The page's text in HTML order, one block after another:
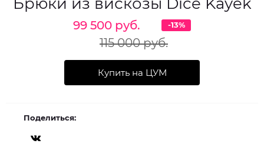
99 500 руб.
115 000 руб.
-13%
Купить на ЦУМ
Поделиться: